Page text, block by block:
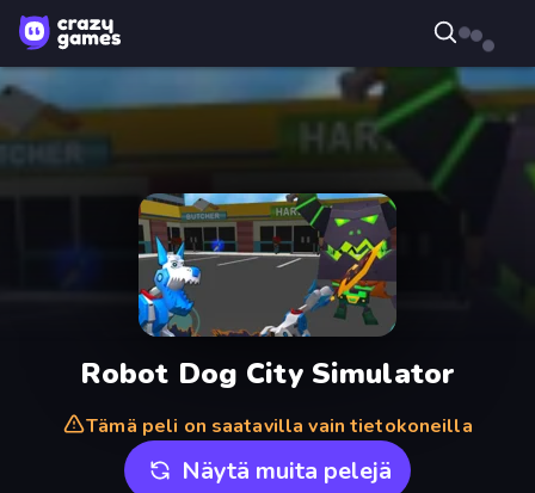
Robot Dog City Simulator
Tämä peli on saatavilla vain tietokoneilla
Näytä muita pelejä